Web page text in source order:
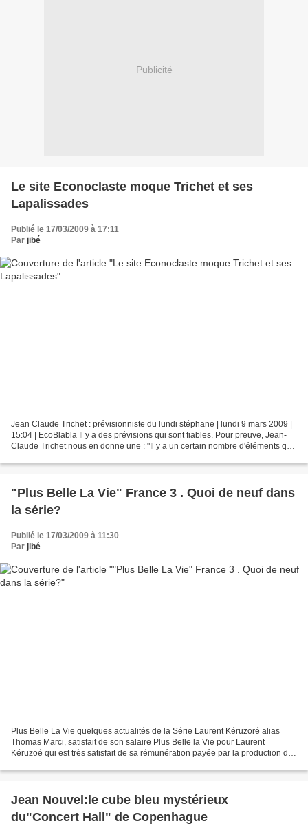
Publicité
Le site Econoclaste moque Trichet et ses
Lapalissades
Publié le 17/03/2009 à 17:11
Par jibé
Jean Claude Trichet : prévisionniste du lundi stéphane | lundi 9 mars 2009 |
15:04 | EcoBlabla Il y a des prévisions qui sont fiables. Pour preuve, Jean-
Claude Trichet nous en donne une : "Il y a un certain nombre d'éléments qui
"Plus Belle La Vie" France 3 . Quoi de neuf dans
la série?
Publié le 17/03/2009 à 11:30
Par jibé
Plus Belle La Vie quelques actualités de la Série Laurent Kéruzoré alias
Thomas Marci, satisfait de son salaire Plus Belle la Vie pour Laurent
Kéruzoé qui est très satisfait de sa rémunération payée par la production de
Jean Nouvel:le cube bleu mystérieux
du"Concert Hall" de Copenhague